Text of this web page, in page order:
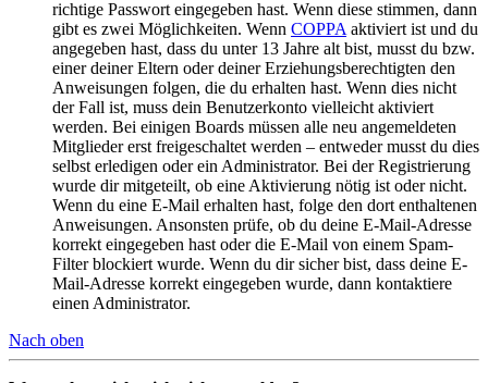
richtige Passwort eingegeben hast. Wenn diese stimmen, dann
gibt es zwei Möglichkeiten. Wenn COPPA aktiviert ist und du
angegeben hast, dass du unter 13 Jahre alt bist, musst du bzw.
einer deiner Eltern oder deiner Erziehungsberechtigten den
Anweisungen folgen, die du erhalten hast. Wenn dies nicht
der Fall ist, muss dein Benutzerkonto vielleicht aktiviert
werden. Bei einigen Boards müssen alle neu angemeldeten
Mitglieder erst freigeschaltet werden – entweder musst du dies
selbst erledigen oder ein Administrator. Bei der Registrierung
wurde dir mitgeteilt, ob eine Aktivierung nötig ist oder nicht.
Wenn du eine E-Mail erhalten hast, folge den dort enthaltenen
Anweisungen. Ansonsten prüfe, ob du deine E-Mail-Adresse
korrekt eingegeben hast oder die E-Mail von einem Spam-
Filter blockiert wurde. Wenn du dir sicher bist, dass deine E-
Mail-Adresse korrekt eingegeben wurde, dann kontaktiere
einen Administrator.
Nach oben